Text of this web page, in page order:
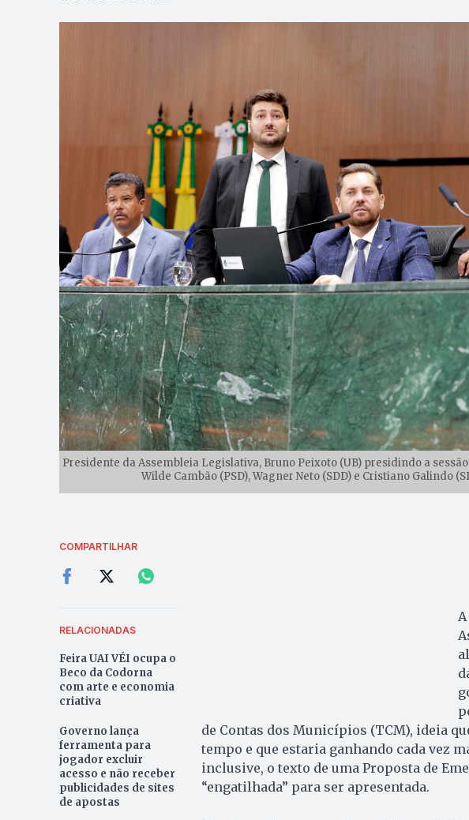
Presidente da Assembleia Legislativa, Bruno Peixoto (UB) presidindo a
Wilde Cambão (PSD), Wagner Neto (SDD) e Cristiano Galindo
COMPARTILHAR
RELACIONADAS
Feira UAI VÉI ocupa o
Beco da Codorna
com arte e economia
criativa
Governo lança
ferramenta para
jogador excluir
acesso e não receber
publicidades de sites
de apostas
de Contas dos Municípios (TCM), ideia
tempo e que estaria ganhando cada vez
inclusive, o texto de uma Proposta de
“engatilhada” para ser apresentada.